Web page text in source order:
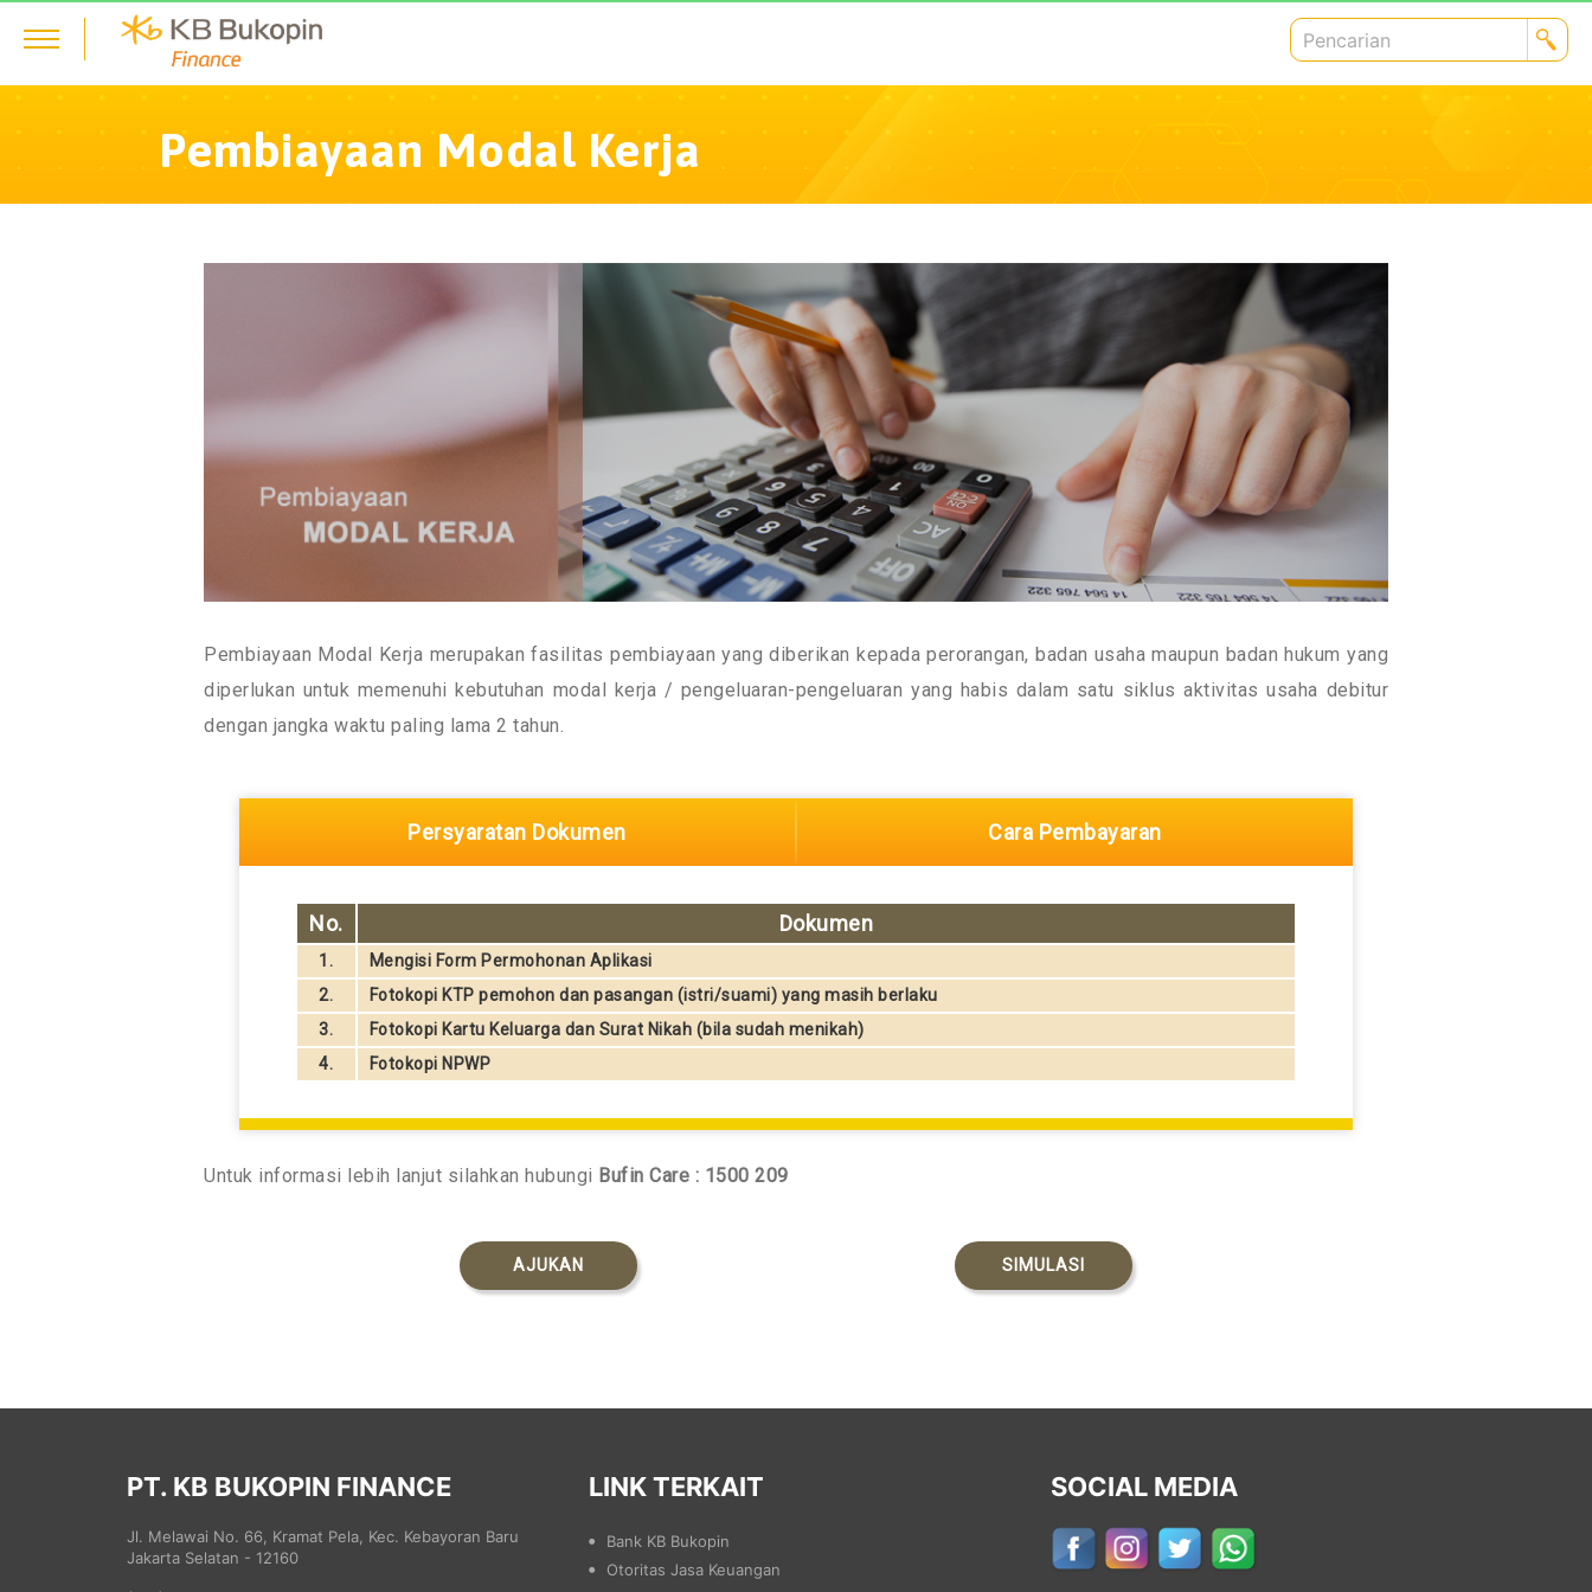
Pembiayaan Modal Kerja
Pembiayaan Modal Kerja merupakan fasilitas pembiayaan yang diberikan kepada perorangan, badan usaha maupun badan hukum yang
diperlukan untuk memenuhi kebutuhan modal kerja / pengeluaran-pengeluaran yang habis dalam satu siklus aktivitas usaha debitur
dengan jangka waktu paling lama 2 tahun.
Persyaratan Dokumen Cara Pembayaran
No. Dokumen
1.
Mengisi Form Permohonan Aplikasi
2.
Fotokopi KTP pemohon dan pasangan (istri/suami) yang masih berlaku
3.
Fotokopi Kartu Keluarga dan Surat Nikah (bila sudah menikah)
4.
Fotokopi NPWP
Untuk informasi lebih lanjut silahkan hubungi Bufin Care : 1500 209
AJUKAN SIMULASI
PT. KB BUKOPIN FINANCE
Jl. Melawai No. 66, Kramat Pela, Kec. Kebayoran Baru
Jakarta Selatan - 12160
LINK TERKAIT
Bank KB Bukopin
Otoritas Jasa Keuangan
SOCIAL MEDIA